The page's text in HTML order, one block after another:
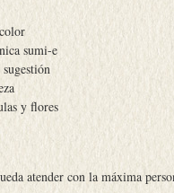
sumi-e
y flores
atender con la máxima